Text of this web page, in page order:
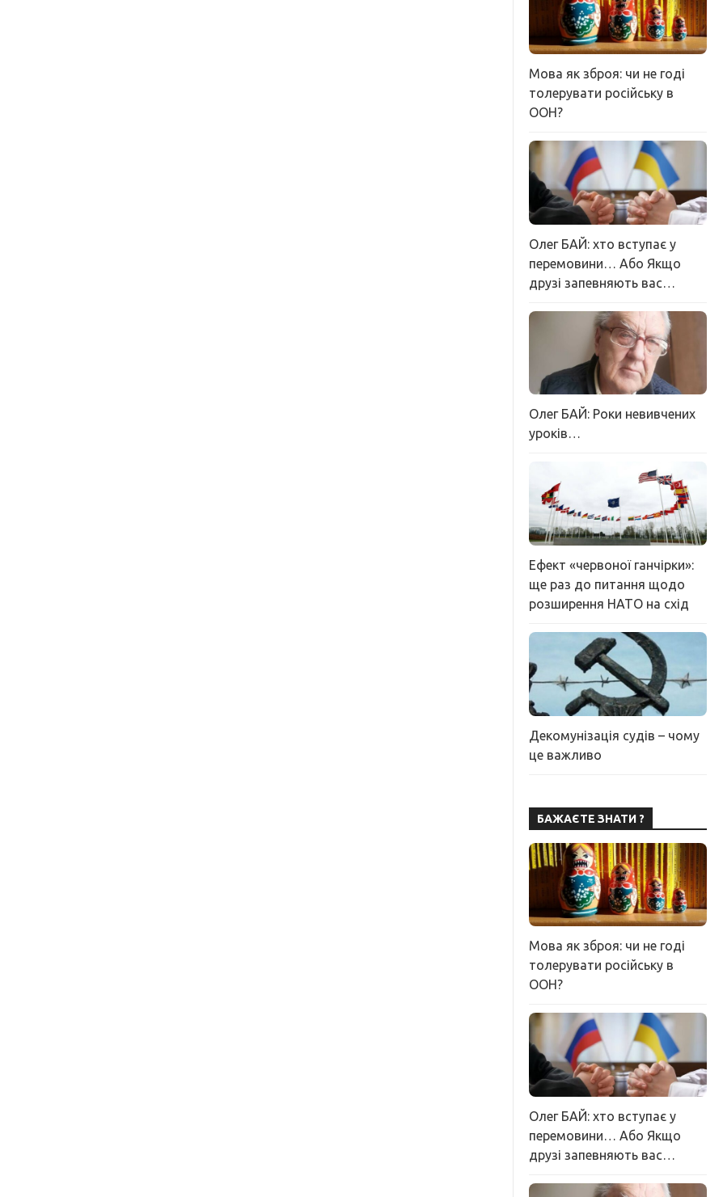
Мова як зброя: чи не годі
толерувати російську в
ООН?
Олег БАЙ: хто вступає у
перемовини… Або Якщо
друзі запевняють вас…
Олег БАЙ: Роки невивчених
уроків…
Ефект «червоної ганчірки»:
ще раз до питання щодо
розширення НАТО на схід
Декомунізація судів – чому
це важливо
БАЖАЄТЕ ЗНАТИ ?
Мова як зброя: чи не годі
толерувати російську в
ООН?
Олег БАЙ: хто вступає у
перемовини… Або Якщо
друзі запевняють вас…